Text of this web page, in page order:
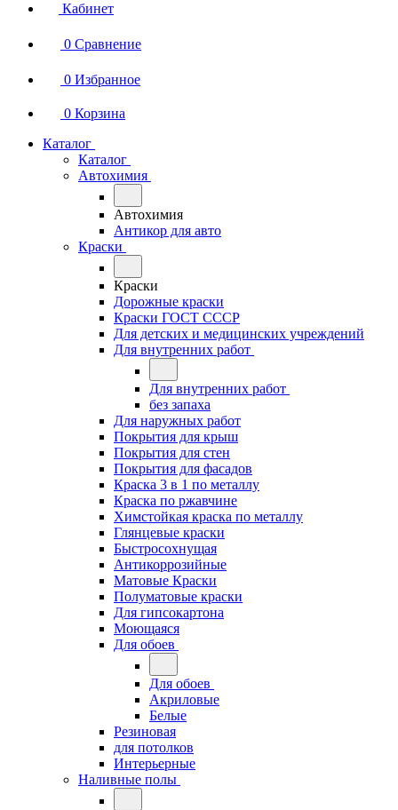
Кабинет
0 Сравнение
0 Избранное
0 Корзина
Каталог
Каталог
Автохимия
Автохимия
Антикор для авто
Краски
Краски
Дорожные краски
Краски ГОСТ СССР
Для детских и медицинских учреждений
Для внутренних работ
Для внутренних работ
без запаха
Для наружных работ
Покрытия для крыш
Покрытия для стен
Покрытия для фасадов
Краска 3 в 1 по металлу
Краска по ржавчине
Химстойкая краска по металлу
Глянцевые краски
Быстросохнущая
Антикоррозийные
Матовые Краски
Полуматовые краски
Для гипсокартона
Моющаяся
Для обоев
Для обоев
Акриловые
Белые
Резиновая
для потолков
Интерьерные
Наливные полы